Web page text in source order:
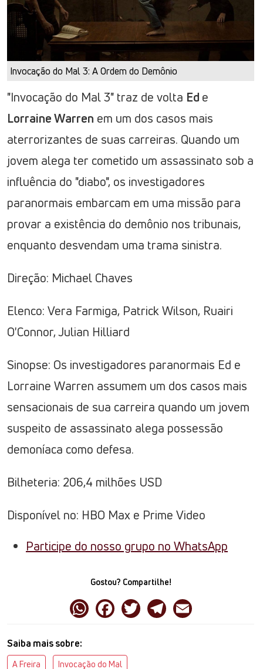
Invocação do Mal 3: A Ordem do Demônio
"Invocação do Mal 3" traz de volta Ed e
Lorraine Warren em um dos casos mais
aterrorizantes de suas carreiras. Quando um
jovem alega ter cometido um assassinato sob a
influência do "diabo", os investigadores
paranormais embarcam em uma missão para
provar a existência do demônio nos tribunais,
enquanto desvendam uma trama sinistra.
Direção: Michael Chaves
Elenco: Vera Farmiga, Patrick Wilson, Ruairi
O'Connor, Julian Hilliard
Sinopse: Os investigadores paranormais Ed e
Lorraine Warren assumem um dos casos mais
sensacionais de sua carreira quando um jovem
suspeito de assassinato alega possessão
demoníaca como defesa.
Bilheteria: 206,4 milhões USD
Disponível no: HBO Max e Prime Video
Participe do nosso grupo no WhatsApp
Gostou? Compartilhe!
Saiba mais sobre:
A Freira Invocação do Mal